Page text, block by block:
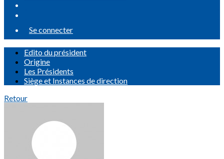
Se connecter
Edito du président
Origine
Les Présidents
Siège et Instances de direction
Retour